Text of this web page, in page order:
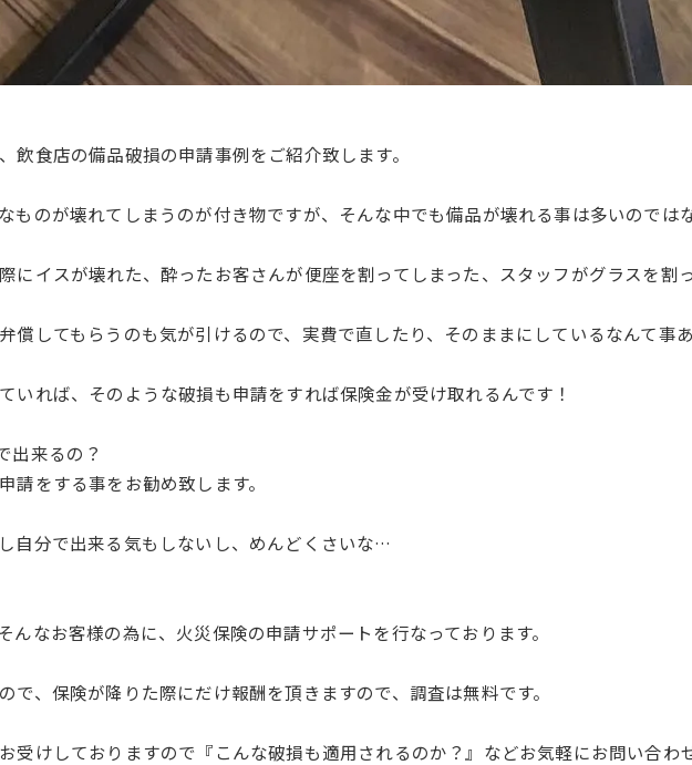
飲食店の備品破損の申請事例をご紹介致します。
ものが壊れてしまうのが付き物ですが、そんな中でも備品が壊れる事は多いのでは
にイスが壊れた、酔ったお客さんが便座を割ってしまった、スタッフがグラスを
償してもらうのも気が引けるので、実費で直したり、そのままにしているなんて事
いれば、そのような破損も申請をすれば保険金が受け取れるんです！
出来るの？
請をする事をお勧め致します。
自分で出来る気もしないし、めんどくさいな…
んなお客様の為に、火災保険の申請サポートを行なっております。
で、保険が降りた際にだけ報酬を頂きますので、調査は無料です。
受けしておりますので『こんな破損も適用されるのか？』などお気軽にお問い合わ